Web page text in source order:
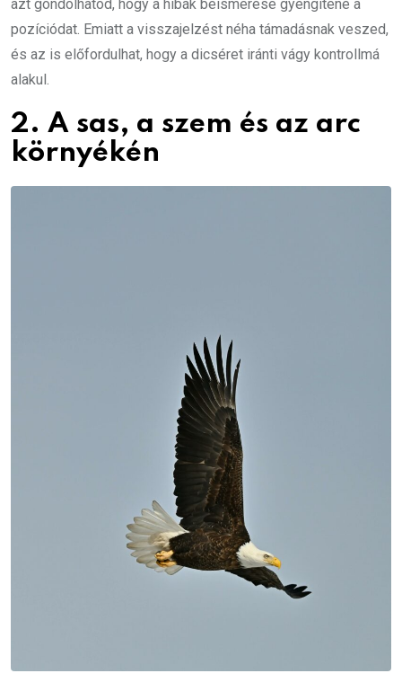
azt gondolhatod, hogy a hibák beismerése gyengítené a
pozíciódat. Emiatt a visszajelzést néha támadásnak veszed,
és az is előfordulhat, hogy a dicséret iránti vágy kontrollmá
alakul.
2. A sas, a szem és az arc
környékén